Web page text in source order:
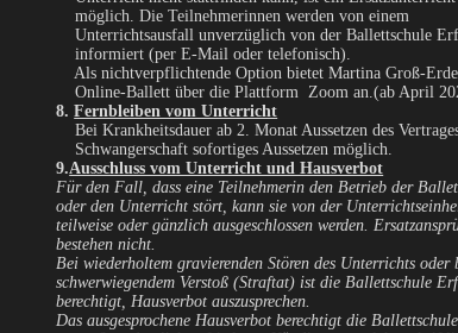
möglich. Die Teilnehmerinnen werden von einem
Unterrichtsausfall unverzüglich von der Ballettschule
informiert (per E-Mail oder telefonisch).
Als nichtverpflichtende Option bietet Martina Groß-
Online-Ballett über die Plattform Zoom an.(ab April
8.Fernbleiben vom Unterricht
Bei Krankheitsdauer ab 2. Monat Aussetzen des
Schwangerschaft sofortiges Aussetzen möglich.
9.Ausschluss vom Unterricht und Hausverbot
Für den Fall, dass eine Teilnehmerin den Betrieb der
oder den Unterricht stört, kann sie von der
teilweise oder gänzlich ausgeschlossen werden.
bestehen nicht.
Bei wiederholtem gravierenden Stören des Unterrichts oder
schwerwiegendem Verstoß (Straftat) ist die Ballettschule
berechtigt, Hausverbot auszusprechen.
Das ausgesprochene Hausverbot berechtigt die